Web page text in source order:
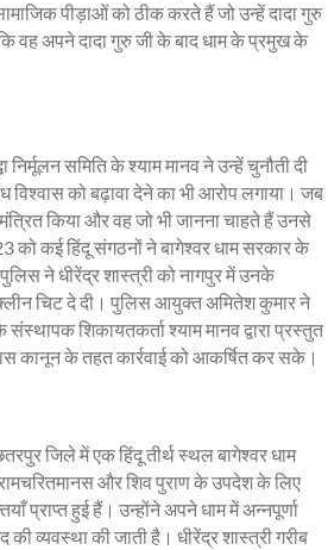
पीड़ाओं को ठीक करते हैं जो उन्हें दादा गुरु
वह अपने दादा गुरु जी के बाद धाम के प्रमुख के
समिति के श्याम मानव ने उन्हें चुनौती दी
को बढ़ावा देने का भी आरोप लगाया। जब
किया और वह जो भी जानना चाहते हैं उनसे
को कई हिंदू संगठनों ने बागेश्वर धाम सरकार के
ने धीरेंद्र शास्त्री को नागपुर में उनके
क्लीन चिट दे दी। पुलिस आयुक्त अमितेश कुमार ने
शिकायतकर्ता श्याम मानव द्वारा प्रस्तुत
कानून के तहत कार्रवाई को आकर्षित कर सके।
जिले में एक हिंदू तीर्थ स्थल बागेश्वर धाम
और शिव पुराण के उपदेश के लिए
प्राप्त हुई हैं। उन्होंने अपने धाम में अन्नपूर्णा
व्यवस्था की जाती है। धीरेंद्र शास्त्री गरीब